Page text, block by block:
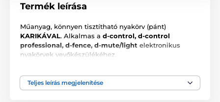
Termék leírása
Műanyag, könnyen tisztítható nyakörv (pánt)
KARIKÁVAL. Alkalmas a d-control, d-control
professional, d-fence, d-mute/light elektronikus
nyakörvek vevőkészülékéhez.
Teljes leírás megjelenítése